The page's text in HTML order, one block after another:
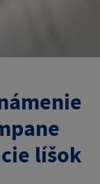
líšok